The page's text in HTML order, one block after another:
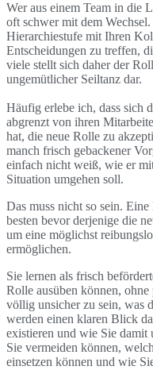
Wer aus einem Team in die
oft schwer mit dem
Hierarchiestufe mit Ihren
Entscheidungen zu treffen,
viele stellt sich daher der
ungemütlicher Seiltanz dar.
Häufig erlebe ich, dass sich
abgrenzt von ihren
hat, die neue Rolle zu
manch frisch gebackener
einfach nicht weiß, wie er
Situation umgehen soll.
Das muss nicht so sein.
besten bevor derjenige die
um eine möglichst
ermöglichen.
Sie lernen als frisch
Rolle ausüben können,
völlig unsicher zu sein, was
werden einen klaren Blick
existieren und wie Sie damit
Sie vermeiden können,
einsetzen können und wie